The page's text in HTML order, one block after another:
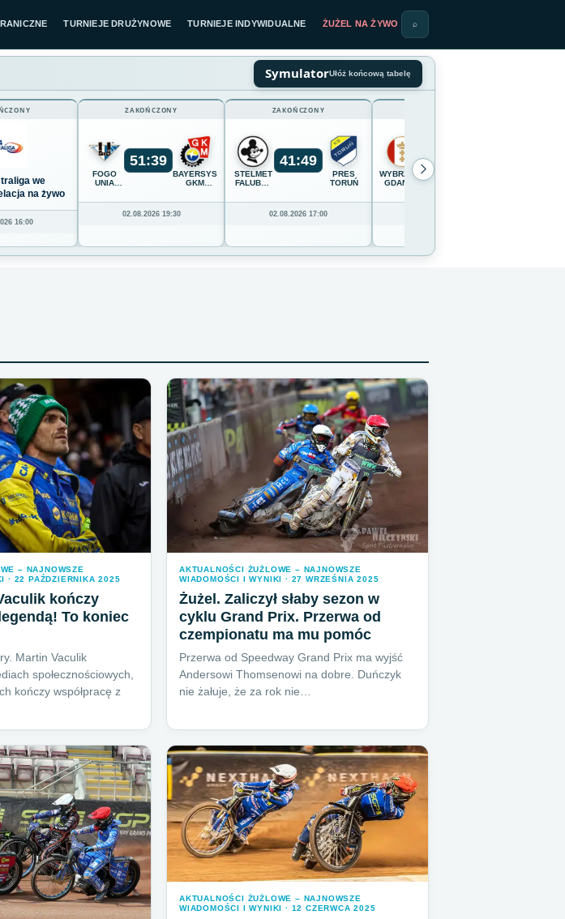
TURNIEJE DRUŻYNOWE TURNIEJE INDYWIDUALNE ŻUŻEL NA ŻYWO ⌕
SymulatorUłóż końcową tabelę
we
na żywo
16:00
ZAKOŃCZONY
FOGO
UNIA
51:39
BAYERSYSTEM
GKM
02.08.2026 19:30
ZAKOŃCZONY
STELMET
FALUBAZ
GÓRA
41:49
PRES
TORUŃ
02.08.2026 17:00
WYBRZEŻE
GDAŃSK
54
– NAJNOWSZE
· 22 PAŹDZIERNIKA 2025
kończy
To koniec
Martin Vaculik
społecznościowych,
kończy współpracę z
AKTUALNOŚCI ŻUŻLOWE – NAJNOWSZE
WIADOMOŚCI I WYNIKI · 27 WRZEŚNIA 2025
Żużel. Zaliczył słaby sezon w
cyklu Grand Prix. Przerwa od
czempionatu ma mu pomóc
Przerwa od Speedway Grand Prix ma wyjść
Andersowi Thomsenowi na dobre. Duńczyk
nie żałuje, że za rok nie…
AKTUALNOŚCI ŻUŻLOWE – NAJNOWSZE
WIADOMOŚCI I WYNIKI · 12 CZERWCA 2025